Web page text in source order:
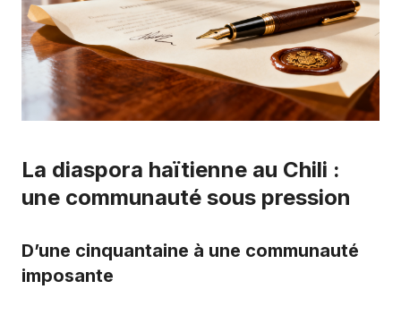
La diaspora haïtienne au Chili :
une communauté sous pression
D’une cinquantaine à une communauté
imposante